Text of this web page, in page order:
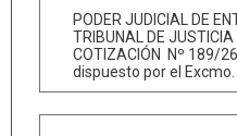
PODER JUDICIAL DE
TRIBUNAL DE JUSTICIA
COTIZACIÓN Nº 189/
dispuesto por el